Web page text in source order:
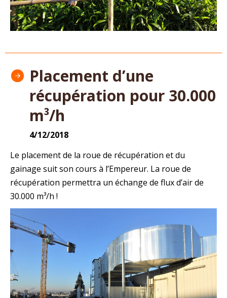
Placement d’une
récupération pour 30.000
m³/h
4/12/2018
Le placement de la roue de récupération et du
gainage suit son cours à l’Empereur. La roue de
récupération permettra un échange de flux d’air de
30.000 m³/h !